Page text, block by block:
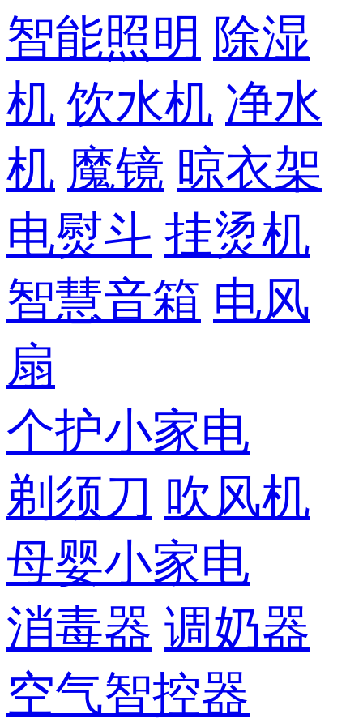
智能照明 除湿
机 饮水机 净水
机 魔镜 晾衣架
电熨斗 挂烫机
智慧音箱 电风
扇
个护小家电
剃须刀 吹风机
母婴小家电
消毒器 调奶器
空气智控器